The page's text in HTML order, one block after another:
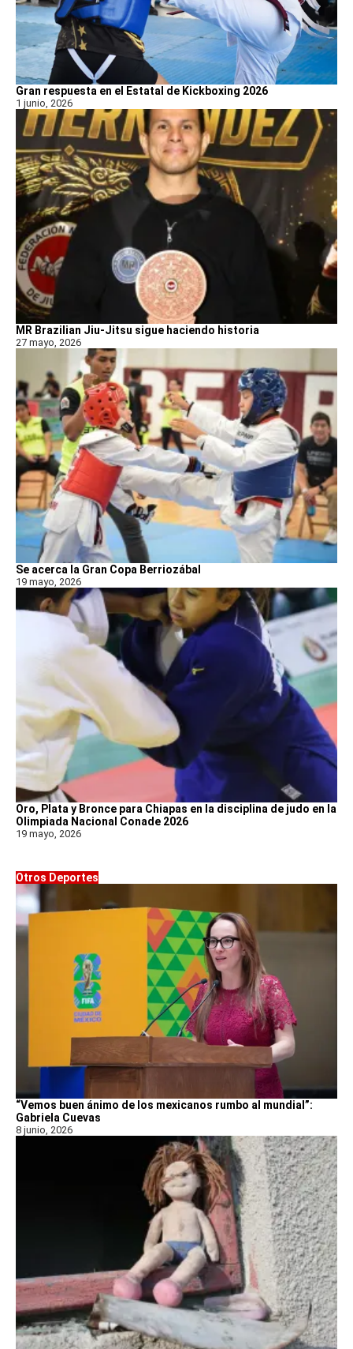
Gran respuesta en el Estatal de Kickboxing 2026
1 junio, 2026
MR Brazilian Jiu-Jitsu sigue haciendo historia
27 mayo, 2026
Se acerca la Gran Copa Berriozábal
19 mayo, 2026
Oro, Plata y Bronce para Chiapas en la disciplina de judo en la
Olimpiada Nacional Conade 2026
19 mayo, 2026
Otros Deportes
“Vemos buen ánimo de los mexicanos rumbo al mundial”:
Gabriela Cuevas
8 junio, 2026